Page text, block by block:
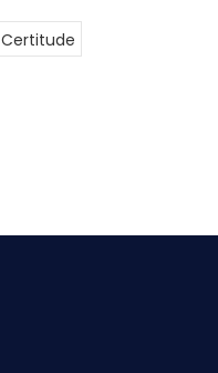
Certitude